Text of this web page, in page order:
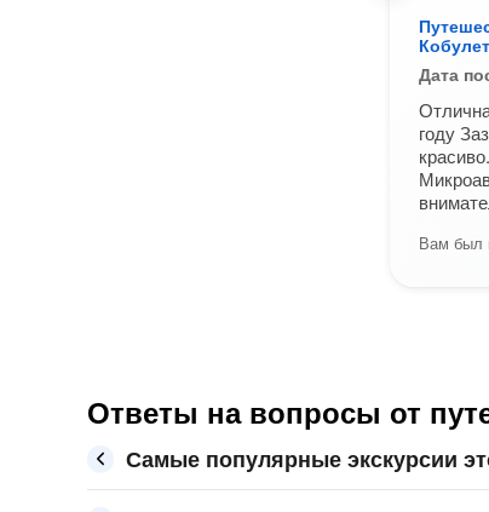
Дата
году
Вам был
Ответы на вопросы от
Самые популярные экскурсии